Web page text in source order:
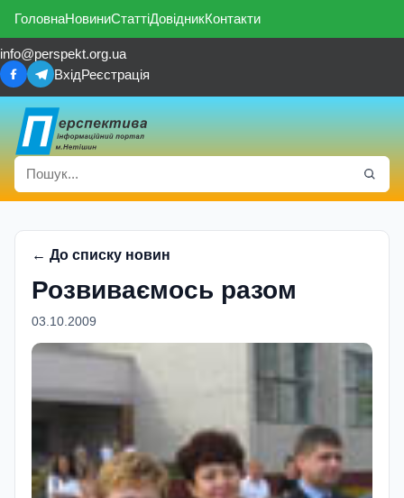
ГоловнаНовиниСтаттіДовідникКонтакти
info@perspekt.org.ua
ВхідРеєстрація
← До списку новин
Розвиваємось разом
03.10.2009